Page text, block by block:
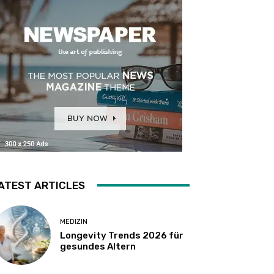
ARTICLES
MEDIZIN
Longevity Trends 2026 für
gesundes Altern